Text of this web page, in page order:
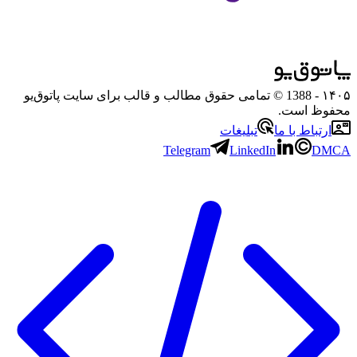
۱۴۰۵
- 1388 © تمامی حقوق مطالب و قالب برای سایت پاتوق‌یو
محفوظ است.
ارتباط با ما
تبلیغات
Telegram
LinkedIn DMCA